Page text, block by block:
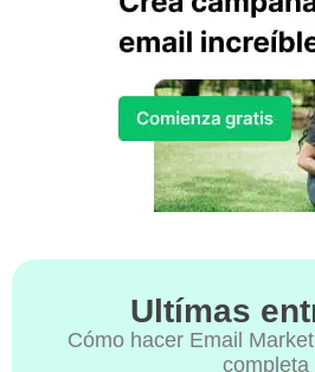
Ultímas
Cómo hacer Email
completa